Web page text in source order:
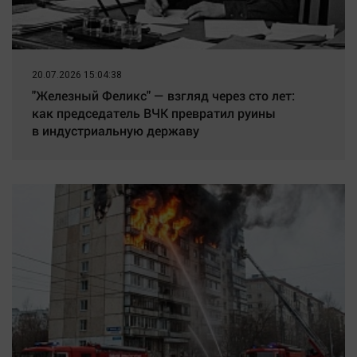
20.07.2026 15:04:38
"Железный Феликс" — взгляд через сто лет:
как председатель ВЧК превратил руины
в индустриальную державу